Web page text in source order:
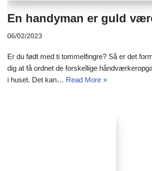
En handyman er guld
06/02/2023
Er du født med ti tommelfingre? Så er det
dig at få ordnet de forskellige
i huset. Det kan… Read More »